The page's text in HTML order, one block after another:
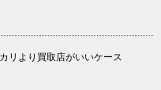
リより買取店がいいケース